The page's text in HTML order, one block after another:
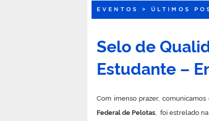
EVENTOS > ÚLTIMOS
Selo de
Estudante –
Com imenso prazer,
Federal de Pelotas foi estrelado